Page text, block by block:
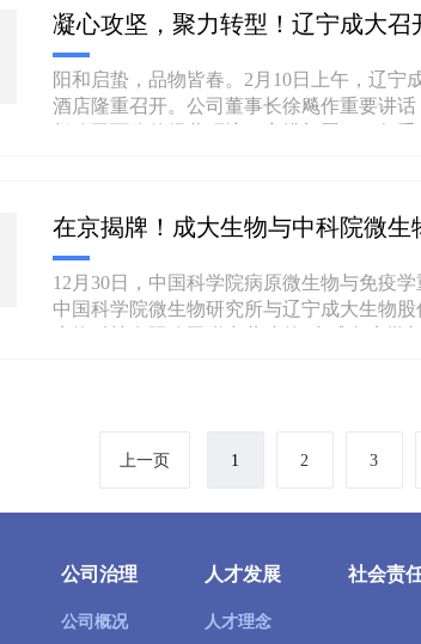
凝心攻坚，聚力转型！辽宁成大召
阳和启蛰，品物皆春。2月10日上午，辽宁
酒店隆重召开。公司董事长徐飚作重要讲
在京揭牌！成大生物与中科院微生
12月30日，中国科学院病原微生物与免疫
中国科学院微生物研究所与辽宁成大生物
上一页 1 2 3
公司治理
公司概况
人才发展
人才理念
社会责